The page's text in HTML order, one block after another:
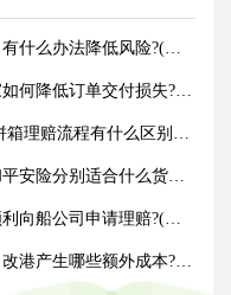
风险?(国际海运干货知识分享)
付损失?(国际海运干货知识分享)
么区别?(国际海运干货知识分享)
么货物?(国际海运干货知识分享)
理赔?(国际海运干货知识分享)
外成本?(国际海运干货知识分享)